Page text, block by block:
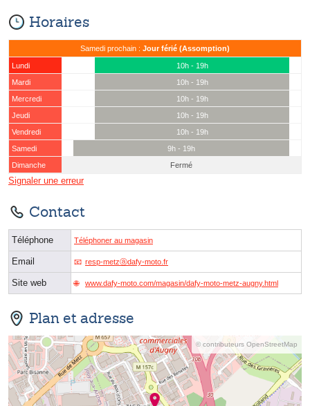
Horaires
Samedi prochain : Jour férié (Assomption)
Lundi
10h - 19h
Mardi
10h - 19h
Mercredi
10h - 19h
Jeudi
10h - 19h
Vendredi
10h - 19h
Samedi
9h - 19h
Dimanche
Fermé
Signaler une erreur
Contact
Téléphone Téléphoner au magasin
Email resp-metzⓐdafy-moto.fr
Site web www.dafy-moto.com/magasin/dafy-moto-metz-augny.html
Plan et adresse
© contributeurs OpenStreetMap